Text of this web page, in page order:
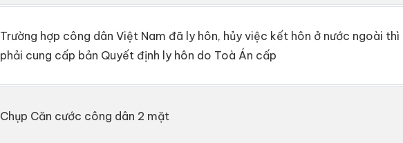
Trường hợp công dân Việt Nam đã ly hôn, hủy việc kết hôn ở nước ngoài thì
phải cung cấp bản Quyết định ly hôn do Toà Án cấp
Chụp Căn cước công dân 2 mặt